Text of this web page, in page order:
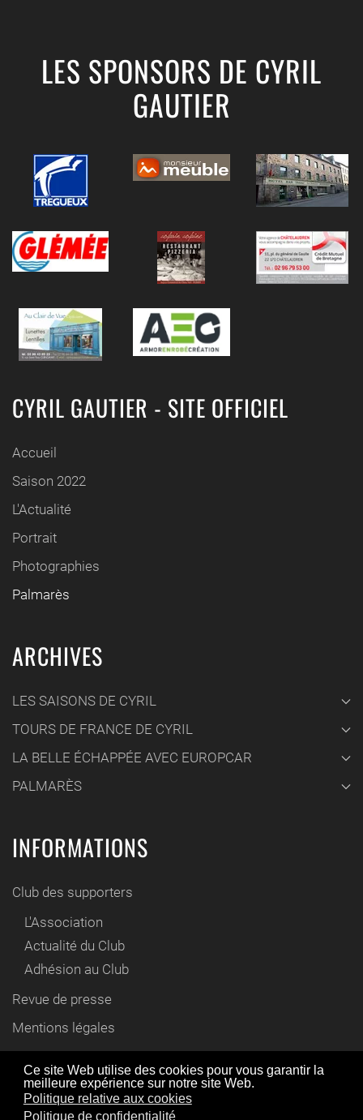
Ce site Web utilise des cookies pour vous garantir la
meilleure expérience sur notre site Web.
Politique relative aux cookies
Politique de confidentialité
LES SPONSORS DE CYRIL
GAUTIER
CYRIL GAUTIER - SITE OFFICIEL
Accueil
Saison 2022
L'Actualité
Portrait
Photographies
Palmarès
ARCHIVES
LES SAISONS DE CYRIL
TOURS DE FRANCE DE CYRIL
LA BELLE ÉCHAPPÉE AVEC EUROPCAR
PALMARÈS
INFORMATIONS
Club des supporters
L'Association
Actualité du Club
Adhésion au Club
Revue de presse
Mentions légales
Contact
© www.cyril-gautier.fr 2012 / 2021
En utilisant ce site Web, vous acceptez l'utilisation de
cookies comme décrit dans notre politique de